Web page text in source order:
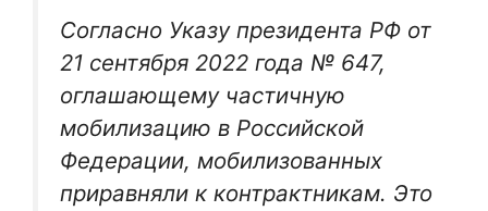
Согласно Указу президента РФ от
21 сентября 2022 года № 647,
оглашающему частичную
мобилизацию в Российской
Федерации, мобилизованных
приравняли к контрактникам. Это